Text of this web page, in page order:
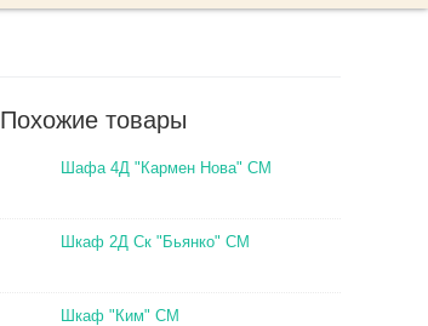
Похожие товары
Шафа 4Д "Кармен Нова" СМ
Шкаф 2Д Ск "Бьянко" СМ
Шкаф "Ким" СМ